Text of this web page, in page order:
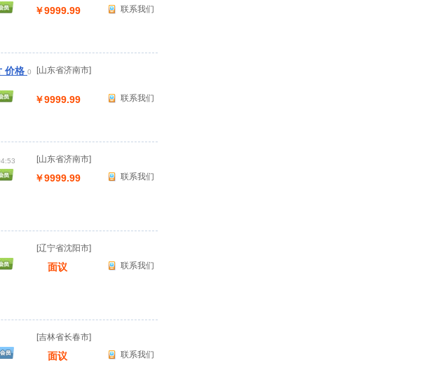
￥9999.99 联系我们
价格 0
[山东省济南市]
￥9999.99 联系我们
[山东省济南市]
￥9999.99 联系我们
[辽宁省沈阳市]
面议 联系我们
[吉林省长春市]
面议 联系我们